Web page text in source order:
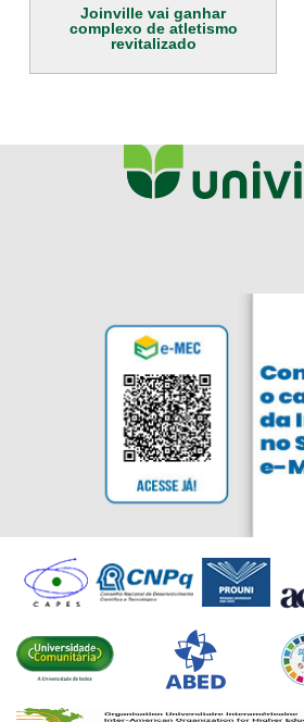
Joinville vai ganhar
complexo de atletismo
revitalizado